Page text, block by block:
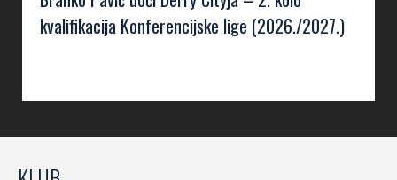
kvalifikacija Konferencijske lige (2026./2027.)